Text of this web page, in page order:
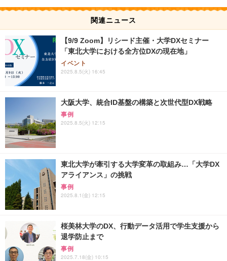
関連ニュース
【9/9 Zoom】リシード主催・大学DXセミナー
「東北大学における全方位DXの現在地」
イベント
2025.8.5(火) 16:45
大阪大学、統合ID基盤の構築と次世代型DX戦略
事例
2025.8.5(火) 12:15
東北大学が牽引する大学変革の取組み…「大学DX
アライアンス」の挑戦
事例
2025.8.1(金) 12:15
桜美林大学のDX、行動データ活用で学生支援から
退学防止まで
事例
2025.7.18(金) 10:15